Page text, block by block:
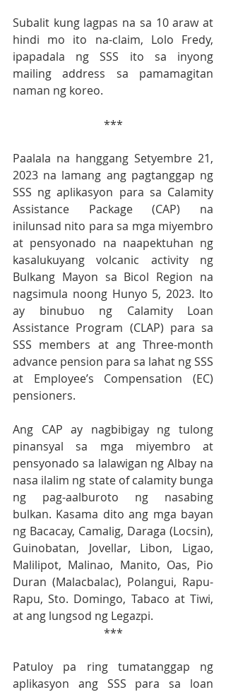
Subalit kung lagpas na sa 10 araw at
hindi mo ito na-claim, Lolo Fredy,
ipapadala ng SSS ito sa inyong
mailing address sa pamamagitan
naman ng koreo.
***
Paalala na hanggang Setyembre 21,
2023 na lamang ang pagtanggap ng
SSS ng aplikasyon para sa Calamity
Assistance Package (CAP) na
inilunsad nito para sa mga miyembro
at pensyonado na naapektuhan ng
kasalukuyang volcanic activity ng
Bulkang Mayon sa Bicol Region na
nagsimula noong Hunyo 5, 2023. Ito
ay binubuo ng Calamity Loan
Assistance Program (CLAP) para sa
SSS members at ang Three-month
advance pension para sa lahat ng SSS
at Employee’s Compensation (EC)
pensioners.
Ang CAP ay nagbibigay ng tulong
pinansyal sa mga miyembro at
pensyonado sa lalawigan ng Albay na
nasa ilalim ng state of calamity bunga
ng pag-aalburoto ng nasabing
bulkan. Kasama dito ang mga bayan
ng Bacacay, Camalig, Daraga (Locsin),
Guinobatan, Jovellar, Libon, Ligao,
Malilipot, Malinao, Manito, Oas, Pio
Duran (Malacbalac), Polangui, Rapu-
Rapu, Sto. Domingo, Tabaco at Tiwi,
at ang lungsod ng Legazpi.
***
Patuloy pa ring tumatanggap ng
aplikasyon ang SSS para sa loan